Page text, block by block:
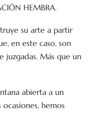
HEMBRA.
su arte a partir
en este caso, son
juzgadas. Más que un
abierta a un
hemos